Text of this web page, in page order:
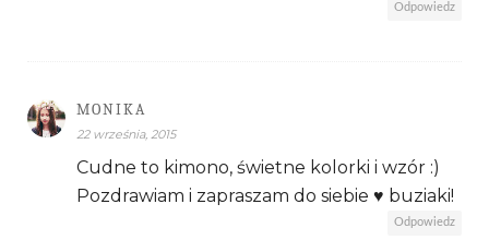
Odpowiedz
MONIKA
22 września, 2015
Cudne to kimono, świetne kolorki i wzór :)
Pozdrawiam i zapraszam do siebie ♥ buziaki!
Odpowiedz